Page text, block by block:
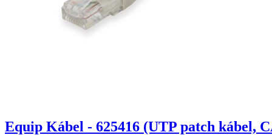
Equip Kábel - 625416 (UTP patch kábel,